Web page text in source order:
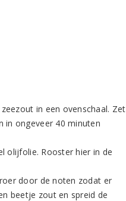
in een ovenschaal. Zet
in ongeveer 40 minuten
olijfolie. Rooster hier in de
door de noten zodat er
beetje zout en spreid de